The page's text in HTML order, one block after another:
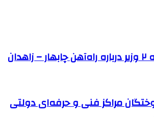
مراکز فنی و حرفه‌ای دولتی